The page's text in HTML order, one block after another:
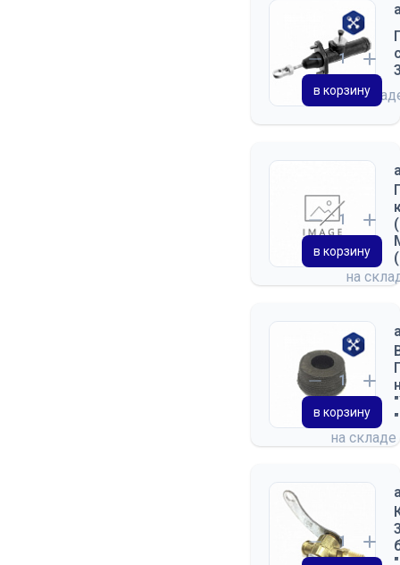
на
в корзину
на
в корзину
на складе
в корзину